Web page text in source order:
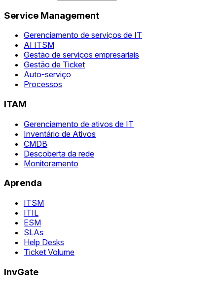
Service Management
Gerenciamento de serviços de IT
AI ITSM
Gestão de serviços empresariais
Gestão de Ticket
Auto-serviço
Processos
ITAM
Gerenciamento de ativos de IT
Inventário de Ativos
CMDB
Descoberta da rede
Monitoramento
Aprenda
ITSM
ITIL
ESM
SLAs
Help Desks
Ticket Volume
InvGate